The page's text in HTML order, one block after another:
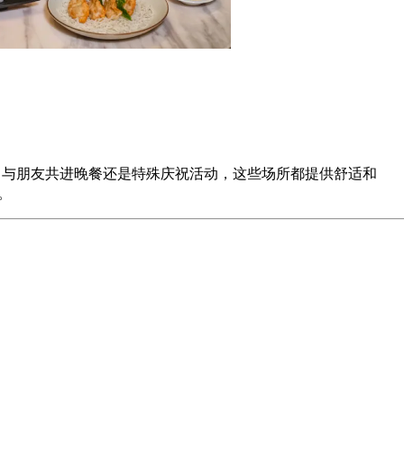
朋友共进晚餐还是特殊庆祝活动，这些场所都提供舒适和